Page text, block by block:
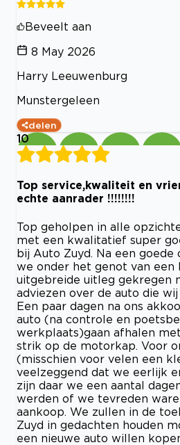
Beveelt aan
8 May 2026
Harry Leeuwenburg
Munstergeleen
delen
10
Top service,kwaliteit en
echte aanrader !!!!!!!!
Top geholpen in alle
met een kwalitatief super
bij Auto Zuyd. Na een goede
we onder het genot van een
uitgebreide uitleg gekregen
adviezen over de auto die
Een paar dagen na ons
auto (na controle en
werkplaats)gaan afhalen
strik op de motorkap. Voor
(misschien voor velen een
veelzeggend dat we eerlijk
zijn daar we een aantal
werden of we tevreden
aankoop. We zullen in de
Zuyd in gedachten houden
een nieuwe auto willen